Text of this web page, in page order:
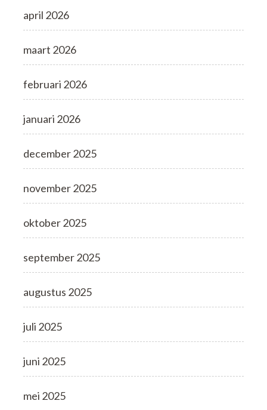
april 2026
maart 2026
februari 2026
januari 2026
december 2025
november 2025
oktober 2025
september 2025
augustus 2025
juli 2025
juni 2025
mei 2025